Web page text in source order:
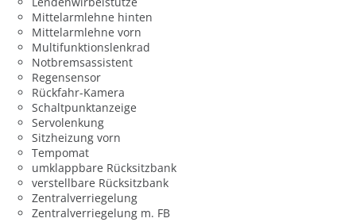
Mittelarmlehne hinten
Mittelarmlehne vorn
Multifunktionslenkrad
Notbremsassistent
Regensensor
Rückfahr-Kamera
Schaltpunktanzeige
Servolenkung
Sitzheizung vorn
Tempomat
umklappbare Rücksitzbank
verstellbare Rücksitzbank
Zentralverriegelung
Zentralverriegelung m. FB